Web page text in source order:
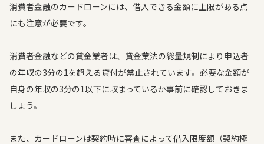
消費者金融のカードローンには、借入できる金額に上限がある点
にも注意が必要です。
消費者金融などの貸金業者は、貸金業法の総量規制により申込者
の年収の3分の1を超える貸付が禁止されています。必要な金額が
自身の年収の3分の1以下に収まっているか事前に確認しておきま
しょう。
また、カードローンは契約時に審査によって借入限度額（契約極